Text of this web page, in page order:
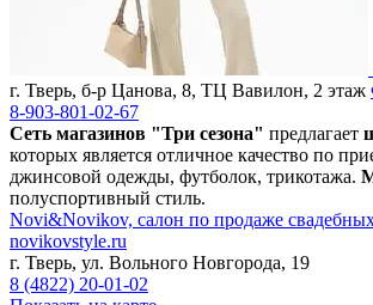
г. Тверь, б-р Цанова, 8, ТЦ Вавилон, 2 этаж
8-903-801-02-67
Сеть магазинов "Три сезона" предлагает
которых является отличное качество по
джинсовой одежды, футболок, трикотажа.
полуспортивный стиль.
Novi&Novikov, салон по продаже
novikovstyle.ru
г. Тверь, ул. Вольного Новгорода, 19
8 (4822) 20-01-02